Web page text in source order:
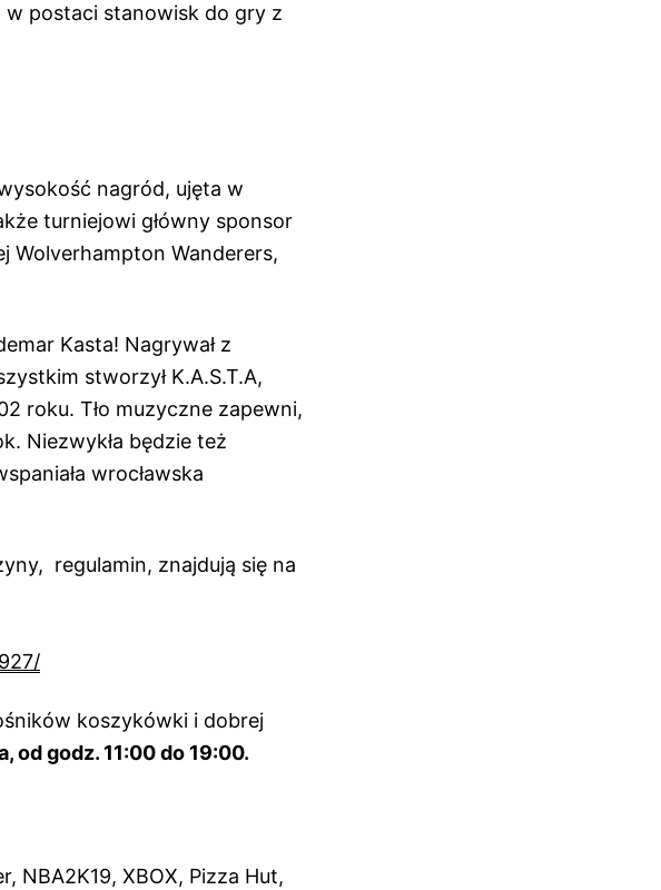
postaci stanowisk do gry z
nagród, ujęta w
turniejowi główny sponsor
Wolverhampton Wanderers,
Kasta! Nagrywał z
stworzył K.A.S.T.A,
roku. Tło muzyczne zapewni,
Niezwykła będzie też
wrocławska
regulamin, znajdują się na
koszykówki i dobrej
od godz. 11:00 do 19:00.
NBA2K19, XBOX, Pizza Hut,